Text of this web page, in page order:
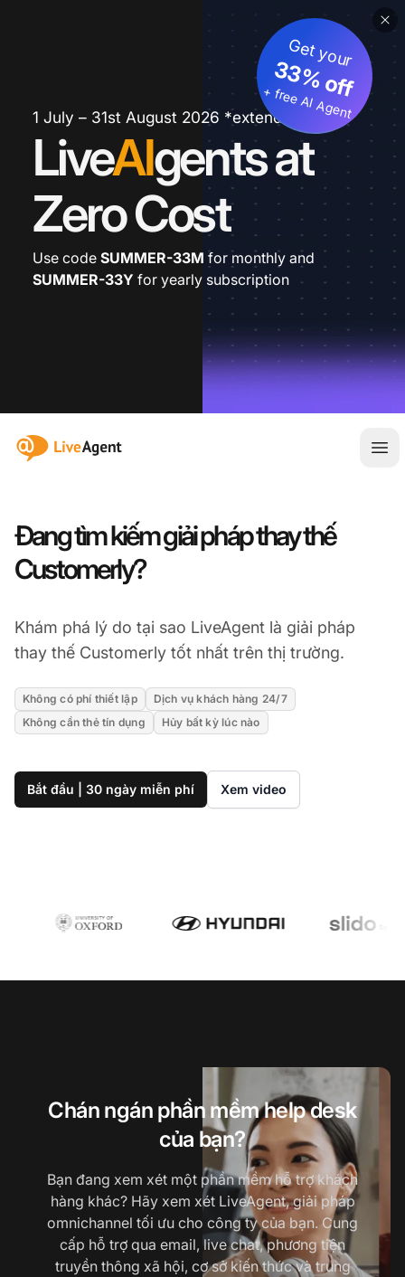
1 July – 31st August 2026 *extended
LiveAIgents at
Zero Cost
Get your
33% off
+ free AI Agent
Use code SUMMER-33M for monthly and
SUMMER-33Y for yearly subscription
:site.title
Mở
Đang tìm kiếm giải pháp thay thế
Customerly?
Khám phá lý do tại sao LiveAgent là giải pháp
thay thế Customerly tốt nhất trên thị trường.
Không có phí thiết lập
Dịch vụ khách hàng 24/7
Không cần thẻ tín dụng
Hủy bất kỳ lúc nào
Bắt đầu | 30 ngày miễn phí Xem video
Chán ngán phần mềm help desk
của bạn?
Bạn đang xem xét một phần mềm hỗ trợ khách
hàng khác? Hãy xem xét LiveAgent, giải pháp
omnichannel tối ưu cho công ty của bạn. Cung
cấp hỗ trợ qua email, live chat, phương tiện
truyền thông xã hội, cơ sở kiến thức và trung